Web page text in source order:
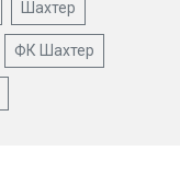
Шахтер
ФК Шахтер